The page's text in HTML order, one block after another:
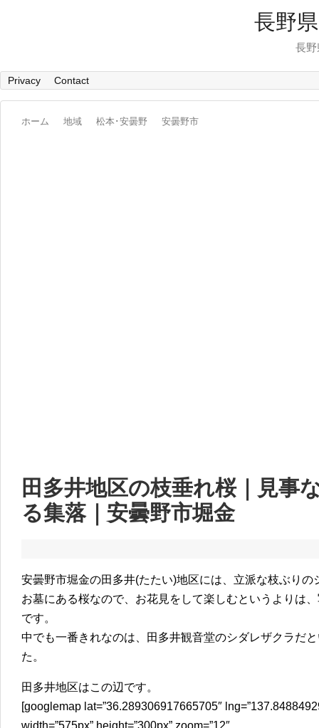
長野
長
Privacy Contact
ホーム 地域 松本･安曇野 安曇野市
田多井地区の枝垂れ桜｜見事
る集落｜安曇野市堀金
安曇野市堀金の田多井(たたい)地区には、立派な枝ぶり
お墓にある桜なので、お花見をして楽しむというよりは
です。
中でも一番きれなのは、田多井観音堂のシダレザクラだ
た。
田多井地区はこの辺です。
[googlemap lat=”36.289306917665705″